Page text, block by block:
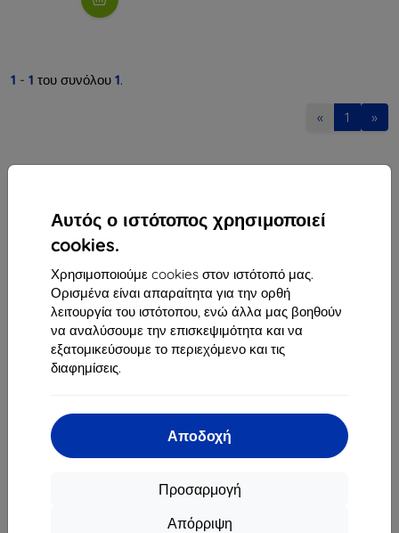
Αυτός ο ιστότοπος χρησιμοποιεί
cookies.
Χρησιμοποιούμε cookies στον ιστότοπό μας.
Ορισμένα είναι απαραίτητα για την ορθή
λειτουργία του ιστότοπου, ενώ άλλα μας βοηθούν
να αναλύσουμε την επισκεψιμότητα και να
εξατομικεύσουμε το περιεχόμενο και τις
διαφημίσεις.
Αποδοχή
Προσαρμογή
Απόρριψη
1 - 1 του συνόλου 1.
« 1 »
Οδός Rudolfa Mocka 3750/2A
841 04 Bratislava
Αριθμός Μητρώου Εταιρείας:46701494
ΑΦΜ ΦΠΑ:SK2023549671
Επικοινωνία
info@top4mobile.eu